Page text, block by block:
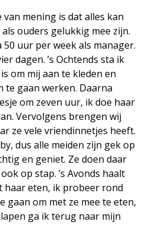
mening is dat alles kan
ouders gelukkig mee zijn.
50 uur per week als manager.
dagen. ’s Ochtends sta ik
om mij aan te kleden en
gaan werken. Daarna
om zeven uur, ik doe haar
Vervolgens brengen wij
ze vele vriendinnetjes heeft.
dus alle meiden zijn gek op
en geniet. Ze doen daar
op stap. ’s Avonds haalt
haar eten, ik probeer rond
gaan om met ze mee te eten,
ga ik terug naar mijn